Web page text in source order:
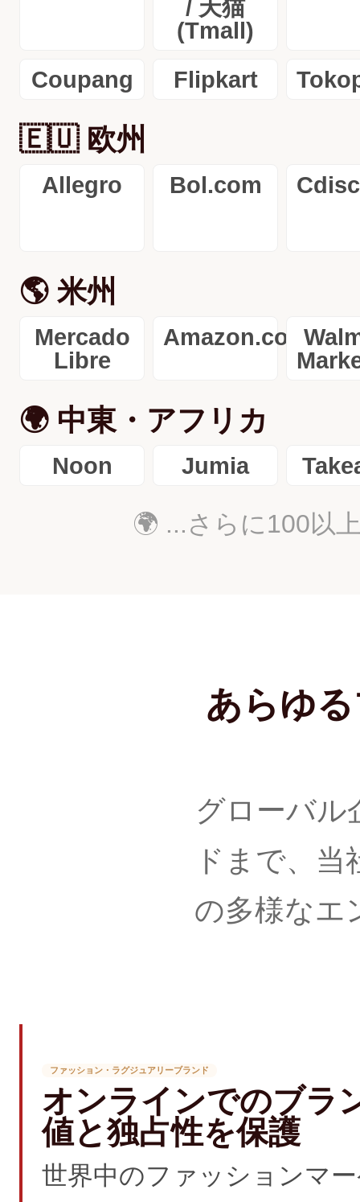
/ 天猫
(Tmall)
Coupang
Flipkart
🇪🇺 欧州
Allegro Bol.com
🌎 米州
Mercado
Libre
Amazon.com.mx
🌍 中東・アフリカ
Noon Jumia
🌍 ...さらに100以
あらゆ
グローバル
ドまで、
の多様なエ
ファッション・ラグジュアリーブランド
オンラインでのブラ
値と独占性を保護
世界中のファッションマ